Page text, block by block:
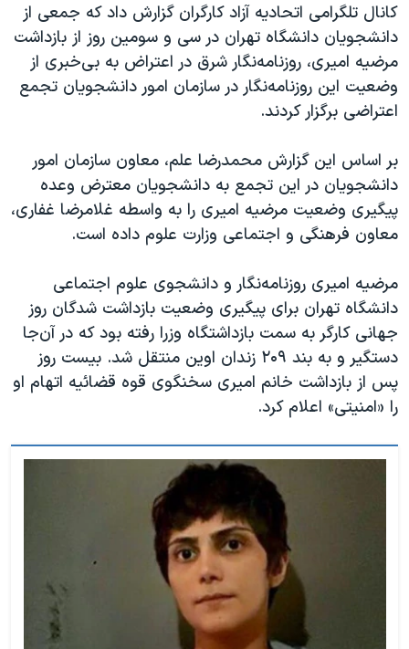
اعتراضات مردمی آبان ۹۸
اسرائیل در جنگ
نرگس محمدی برنده جایزه نوبل صلح
همایش محافظه‌کاران آمریکا «سی‌پک»
صفحه‌های ویژه
سفر پرزیدنت ترامپ به چین
کانال تلگرامی اتحادیه آزاد کارگران گزارش داد که جمعی از
دانشجویان دانشگاه تهران در سی و سومین روز از بازداشت
مرضیه امیری، روزنامه‌نگار شرق در اعتراض به بی‌خبری از
وضعیت این روزنامه‌نگار در سازمان امور دانشجویان تجمع
اعتراضی برگزار کردند.
بر اساس این گزارش محمدرضا علم، معاون سازمان امور
دانشجویان در این تجمع به دانشجویان معترض وعده
پیگیری وضعیت مرضیه امیری را به واسطه غلامرضا غفاری،
معاون فرهنگی و اجتماعی وزارت علوم داده است.
مرضیه امیری روزنامه‌نگار و دانشجوی علوم اجتماعی
دانشگاه تهران برای پیگیری وضعیت بازداشت شدگان روز
جهانی کارگر به سمت بازداشتگاه وزرا رفته بود که در آن‌جا
دستگیر و به بند ۲۰۹ زندان اوین منتقل شد. بیست روز
پس از بازداشت خانم امیری سخنگوی قوه قضائیه اتهام او
را «امنیتی» اعلام کرد.